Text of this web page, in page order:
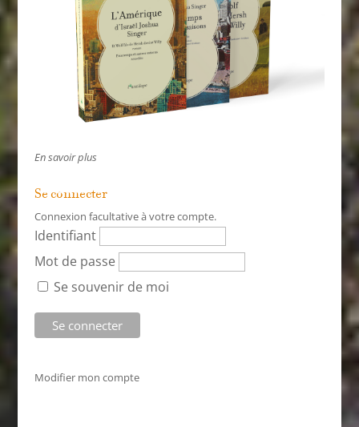
En savoir plus
Se connecter
Connexion facultative à votre compte.
Identifiant
Mot de passe
Se souvenir de moi
Modifier mon compte